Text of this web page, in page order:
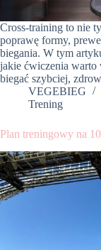
Cross-training to nie
poprawę formy,
biegania. W tym
jakie ćwiczenia warto
biegać szybciej,
VEGEBIEG
Trening
Plan treningowy na